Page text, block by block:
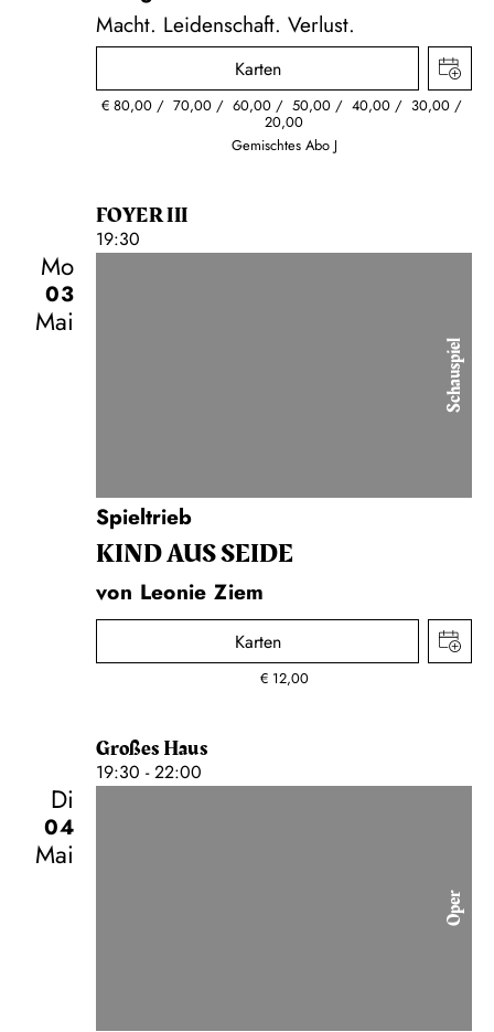
Macht. Leidenschaft. Verlust.
Karten
€ 80,00 70,00 60,00 50,00 40,00 30,00
20,00
Gemischtes Abo J
FOYER III
19:30
Mo
03
Mai
Schauspiel
Spieltrieb
KIND AUS SEIDE
von Leonie Ziem
Karten
€ 12,00
Großes Haus
19:30 - 22:00
Di
04
Mai
Oper